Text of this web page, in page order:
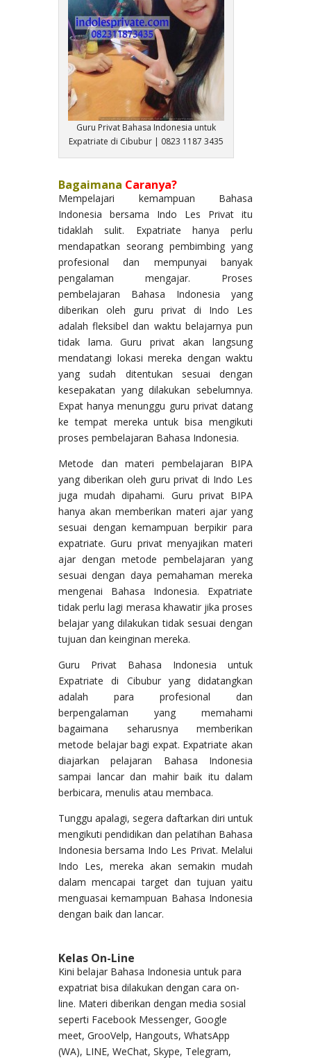
Guru Privat Bahasa Indonesia untuk
Expatriate di Cibubur | 0823 1187 3435
Bagaimana Caranya?
Mempelajari kemampuan Bahasa
Indonesia bersama Indo Les Privat itu
tidaklah sulit. Expatriate hanya perlu
mendapatkan seorang pembimbing yang
profesional dan mempunyai banyak
pengalaman mengajar. Proses
pembelajaran Bahasa Indonesia yang
diberikan oleh guru privat di Indo Les
adalah fleksibel dan waktu belajarnya pun
tidak lama. Guru privat akan langsung
mendatangi lokasi mereka dengan waktu
yang sudah ditentukan sesuai dengan
kesepakatan yang dilakukan sebelumnya.
Expat hanya menunggu guru privat datang
ke tempat mereka untuk bisa mengikuti
proses pembelajaran Bahasa Indonesia.
Metode dan materi pembelajaran BIPA
yang diberikan oleh guru privat di Indo Les
juga mudah dipahami. Guru privat BIPA
hanya akan memberikan materi ajar yang
sesuai dengan kemampuan berpikir para
expatriate. Guru privat menyajikan materi
ajar dengan metode pembelajaran yang
sesuai dengan daya pemahaman mereka
mengenai Bahasa Indonesia. Expatriate
tidak perlu lagi merasa khawatir jika proses
belajar yang dilakukan tidak sesuai dengan
tujuan dan keinginan mereka.
Guru Privat Bahasa Indonesia untuk
Expatriate di Cibubur yang didatangkan
adalah para profesional dan
berpengalaman yang memahami
bagaimana seharusnya memberikan
metode belajar bagi expat. Expatriate akan
diajarkan pelajaran Bahasa Indonesia
sampai lancar dan mahir baik itu dalam
berbicara, menulis atau membaca.
Tunggu apalagi, segera daftarkan diri untuk
mengikuti pendidikan dan pelatihan Bahasa
Indonesia bersama Indo Les Privat. Melalui
Indo Les, mereka akan semakin mudah
dalam mencapai target dan tujuan yaitu
menguasai kemampuan Bahasa Indonesia
dengan baik dan lancar.
Kelas On-Line
Kini belajar Bahasa Indonesia untuk para
expatriat bisa dilakukan dengan cara on-
line. Materi diberikan dengan media sosial
seperti Facebook Messenger, Google
meet, GrooVelp, Hangouts, WhatsApp
(WA), LINE, WeChat, Skype, Telegram,